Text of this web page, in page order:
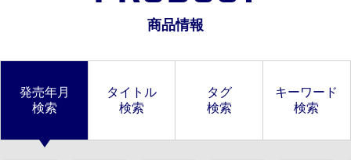
商品情報
発売年月
検索
タイトル
検索
タグ
検索
キーワード
検索